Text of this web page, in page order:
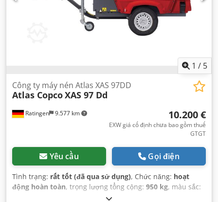
1 / 5
Ratingen 9.577 km
Công ty máy nén Atlas XAS 97DD
Atlas CopcoXAS 97 Dd
10.200 €
EXW giá cố định chưa bao gồm thuế
GTGT
Yêu cầu Gọi điện
Tình trạng: rất tốt (đã qua sử dụng), Chức năng: hoạt
động hoàn toàn, trọng lượng tổng cộng: 950 kg, màu sắc:
, dung tích bình nhiên liệu: